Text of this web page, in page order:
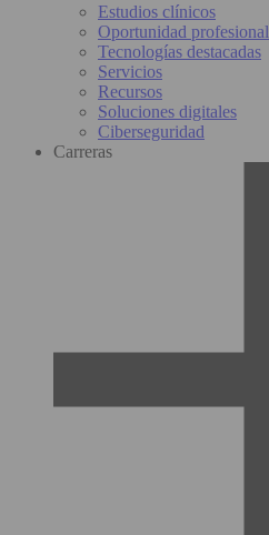
Estudios clínicos
Oportunidad profesional
Tecnologías destacadas
Servicios
Recursos
Soluciones digitales
Ciberseguridad
Carreras